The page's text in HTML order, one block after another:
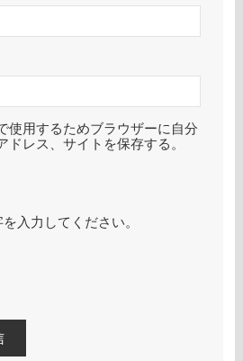
使用するためブラウザーに自分
ドレス、サイトを保存する。
入力してください。